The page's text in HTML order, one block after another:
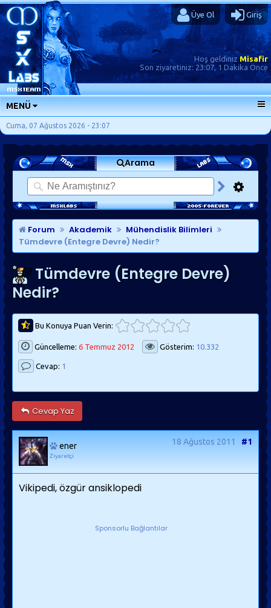
Üye Ol Giriş
Hoş geldinizMisafir
Son ziyaretiniz: 23:07, 1 Dakika Önce
MENÜ
ANA SAYFA
FORUMLAR
SORU-CEVAP
GÜNLÜKLER
SON MESAJLAR
KISAYOLLAR
Cuma, 07 Ağustos 2026 - 23:07
Arama
Forum Akademik
Mühendislik Bilimleri
Tümdevre (Entegre Devre) Nedir?
Tümdevre (Entegre Devre)
Nedir?
Bu Konuya Puan Verin:
Güncelleme: 6 Temmuz 2012 Gösterim: 10.332
Cevap: 1
Cevap Yaz
ener
Ziyaretçi
18 Ağustos 2011 #1
Vikipedi, özgür ansiklopedi
Sponsorlu Bağlantılar